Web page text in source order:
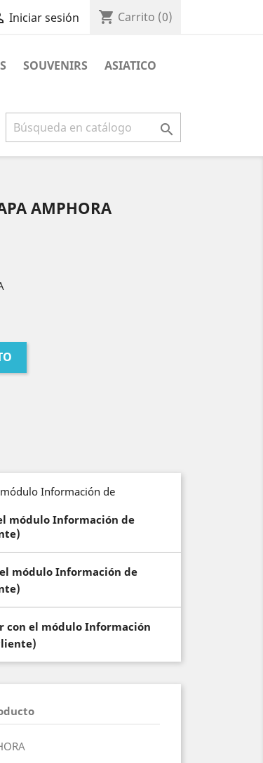
Iniciar sesión shopping_cart Carrito (0)
SOUVENIRS
ASIATICO

AMPHORA
módulo Información de
módulo Información de
con el módulo Información